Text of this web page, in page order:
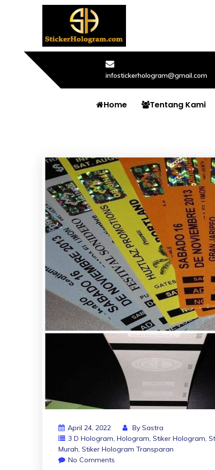
infostickerhologram@gmail.com
Home Tentang Kami
April 24, 2022 By Sastra
3 D Hologram, Hologram, Stiker Hologram,
Murah, Stiker Hologram Transparan
No Comments